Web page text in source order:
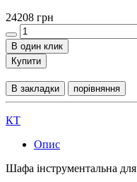
24208 грн
В один клик
Купити
В закладки порівняння
КТ
Опис
Шафа інструментальна